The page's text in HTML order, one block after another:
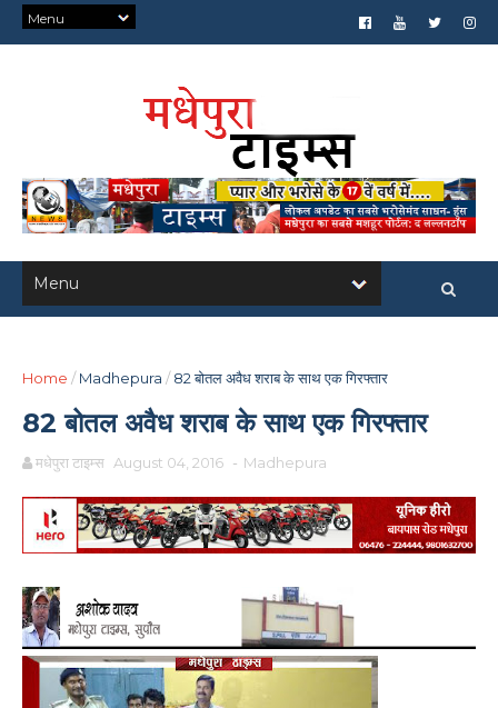
Home / Madhepura / 82 बोतल अवैध शराब के साथ एक गिरफ्तार
82 बोतल अवैध शराब के साथ एक गिरफ्तार
मधेपुरा टाइम्स August 04, 2016 - Madhepura